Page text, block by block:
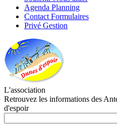
Agenda Planning
Contact Formulaires
Privé Gestion
L'association
Retrouvez les informations des
d'espoir